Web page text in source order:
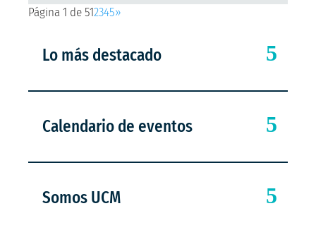
Página 1 de 512345»
Lo más destacado
Calendario de eventos
Somos UCM